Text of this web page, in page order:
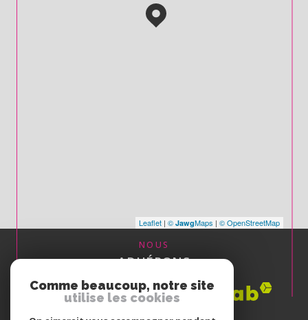
Leaflet | © JawgMaps | © OpenStreetMap
NOUS
ADHÉRONS
Comme beaucoup, notre site
utilise les cookies